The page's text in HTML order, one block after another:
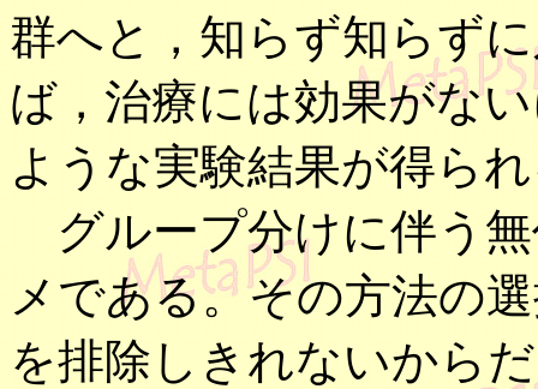
群へと，知らず知らず
ば，治療には効果がな
ような実験結果が得ら
グループ分けに伴う
メである。その方法の
を排除しきれないから